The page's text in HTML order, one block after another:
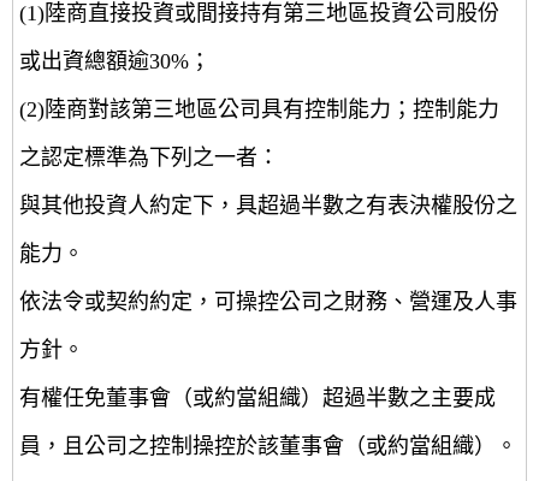
(1)陸商直接投資或間接持有第三地區投資公司股份
或出資總額逾30%；
(2)陸商對該第三地區公司具有控制能力；控制能力
之認定標準為下列之一者：
與其他投資人約定下，具超過半數之有表決權股份之
能力。
依法令或契約約定，可操控公司之財務、營運及人事
方針。
有權任免董事會（或約當組織）超過半數之主要成
員，且公司之控制操控於該董事會（或約當組織）。